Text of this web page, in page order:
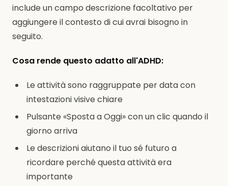
include un campo descrizione facoltativo per
aggiungere il contesto di cui avrai bisogno in
seguito.
Cosa rende questo adatto all'ADHD:
Le attività sono raggruppate per data con
intestazioni visive chiare
Pulsante «Sposta a Oggi» con un clic quando il
giorno arriva
Le descrizioni aiutano il tuo sé futuro a
ricordare perché questa attività era
importante